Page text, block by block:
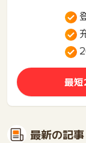
最
最新の記事